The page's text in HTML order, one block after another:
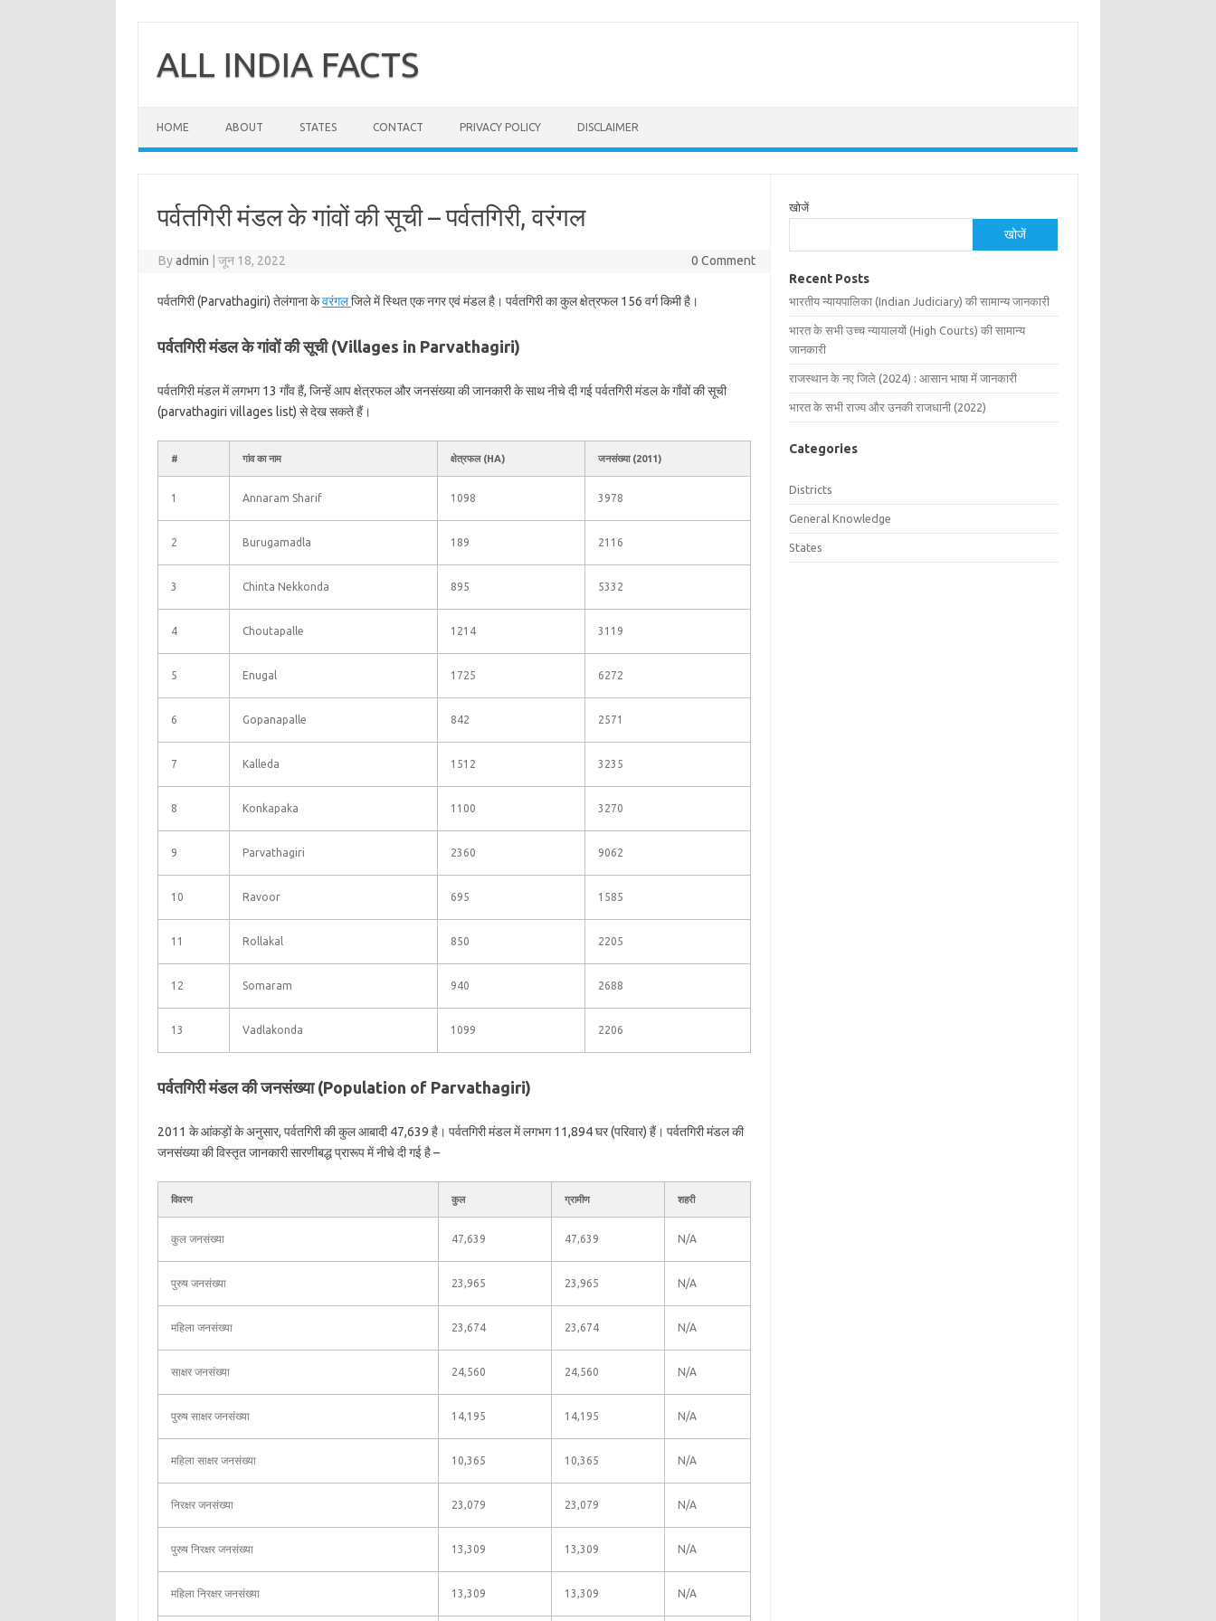
contentALL INDIA FACTS
HOME ABOUT STATES CONTACT PRIVACY POLICY DISCLAIMER
पर्वतगिरी मंडल के गांवों की सूची – पर्वतगिरी, वरंगल
Byadmin जून 18, 2022 0 Comment
पर्वतगिरी (Parvathagiri) तेलंगाना केवरंगलजिले में स्थित एक नगर एवं मंडल है। पर्वतगिरी का कुल क्षेत्रफल 156 वर्ग किमी है।
पर्वतगिरी मंडल के गांवों की सूची (Villages in Parvathagiri)
पर्वतगिरी मंडल में लगभग 13 गाँव हैं, जिन्हें आप क्षेत्रफल और जनसंख्या की जानकारी के साथ नीचे दी गई पर्वतगिरी मंडल के गाँवों की सूची
(parvathagiri villages list) से देख सकते हैं।
# गांव का नाम क्षेत्रफल (HA) जनसंख्या (2011)
1 Annaram Sharif 1098 3978
2 Burugamadla 189 2116
3 Chinta Nekkonda 895 5332
4 Choutapalle 1214 3119
5 Enugal 1725 6272
6 Gopanapalle 842 2571
7 Kalleda 1512 3235
8 Konkapaka 1100 3270
9 Parvathagiri 2360 9062
10 Ravoor 695 1585
11 Rollakal 850 2205
12 Somaram 940 2688
13 Vadlakonda 1099 2206
पर्वतगिरी मंडल की जनसंख्या (Population of Parvathagiri)
2011 के आंकड़ों के अनुसार, पर्वतगिरी की कुल आबादी 47,639 है। पर्वतगिरी मंडल में लगभग 11,894 घर (परिवार) हैं। पर्वतगिरी मंडल की
जनसंख्या की विस्तृत जानकारी सारणीबद्ध प्रारूप में नीचे दी गई है –
विवरण कुल ग्रामीण शहरी
कुल जनसंख्या 47,639 47,639 N/A
पुरुष जनसंख्या 23,965 23,965 N/A
महिला जनसंख्या 23,674 23,674 N/A
साक्षर जनसंख्या 24,560 24,560 N/A
पुरुष साक्षर जनसंख्या 14,195 14,195 N/A
महिला साक्षर जनसंख्या 10,365 10,365 N/A
निरक्षर जनसंख्या 23,079 23,079 N/A
पुरुष निरक्षर जनसंख्या 13,309 13,309 N/A
महिला निरक्षर जनसंख्या 13,309 13,309 N/A
खोजें
खोजें
Recent Posts
भारतीय न्यायपालिका (Indian Judiciary) की सामान्य जानकारी
भारत के सभी उच्च न्यायालयों (High Courts) की सामान्य
जानकारी
राजस्थान के नए जिले (2024) : आसान भाषा में जानकारी
भारत के सभी राज्य और उनकी राजधानी (2022)
Categories
Districts
General Knowledge
States